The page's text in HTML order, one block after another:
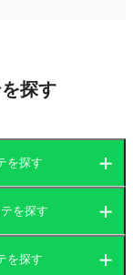
（メンエ
なく、都心
あります。大
、駅から徒歩
徴です。
探す
を探す
を探す
を探す